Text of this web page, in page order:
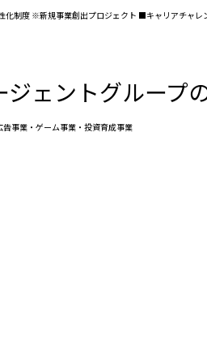
化制度 ※新規事業創出プロジェクト ■キャリアチャ
ジェントグループ
告事業・ゲーム事業・投資育成事業